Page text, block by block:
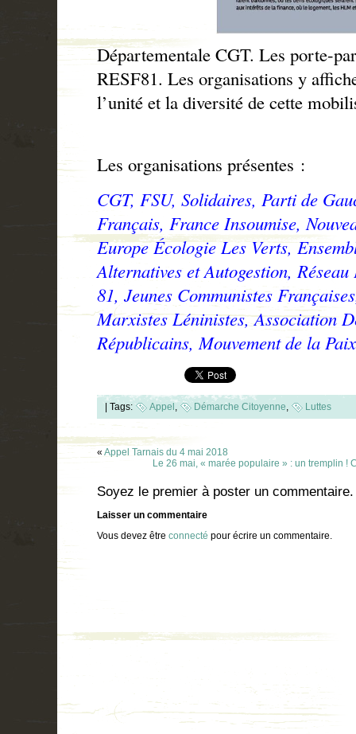
Départementale CGT. Les porte-
RESF81. Les organisations y
l’unité et la diversité de cette
Les organisations présentes :
CGT, FSU, Solidaires, Parti de
Français, France Insoumise,
Europe Écologie Les Verts,
Alternatives et Autogestion,
81, Jeunes Communistes
Marxistes Léninistes, Association
Républicains, Mouvement de la
| Tags: Appel, Démarche Citoyenne Luttes
« Appel Tarnais du 4 mai 2018
Le 26 mai, « marée populaire » : un tremplin !
Soyez le premier à poster un commentaire.
Laisser un commentaire
Vous devez être connecté pour écrire un commentaire.